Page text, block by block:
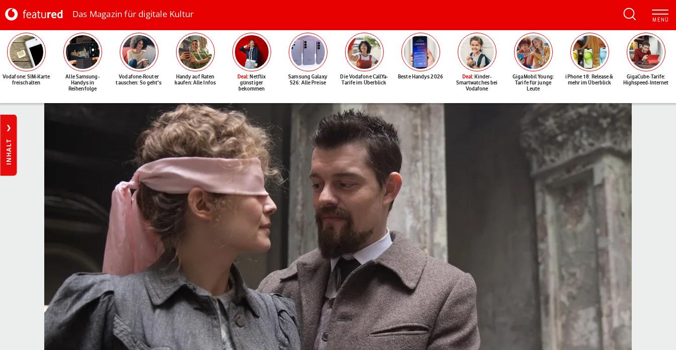
Das Magazin für digitale Kultur
Vodafone: SIM-Karte
freischalten
Alle Samsung-
Handys in
Reihenfolge
Vodafone-Router
tauschen: So geht's
Handy auf Raten
kaufen: Alle Infos
Deal: Netflix
günstiger
bekommen
Samsung Galaxy
S26: Alle Preise
Die Vodafone CallYa-
Tarife im Überblick
Beste Handys 2026 Deal: Kinder-
Smartwatches bei
Vodafone
GigaMobil Young:
Tarife für junge
Leute
iPhone 18: Release &
mehr im Überblick
GigaCube-Tarife:
Highspeed-Internet
INHALT